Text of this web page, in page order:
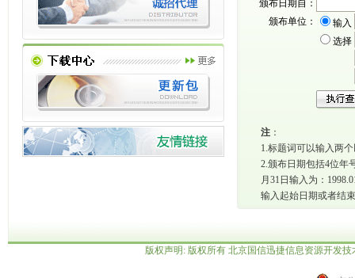
颁布日期自：
颁布单位：
输入
选择
注：
1.标题词可以输入两
2.颁布日期包括4位年
月31日输入为：
输入起始日期或者结
版权声明: 版权所有 北京国信迅捷信息资源开发